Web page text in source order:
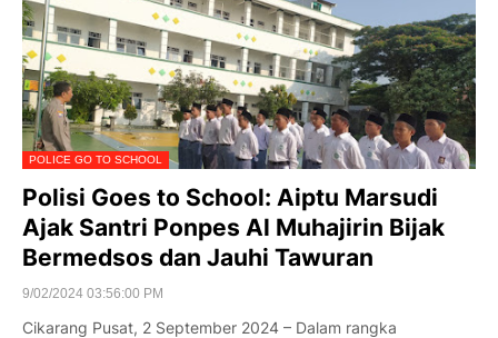
POLICE GO TO SCHOOL
Polisi Goes to School: Aiptu Marsudi
Ajak Santri Ponpes Al Muhajirin Bijak
Bermedsos dan Jauhi Tawuran
9/02/2024 03:56:00 PM
Cikarang Pusat, 2 September 2024 – Dalam rangka